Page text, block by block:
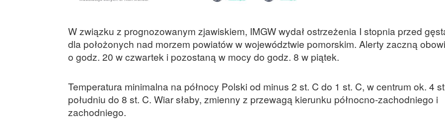
W związku z prognozowanym zjawiskiem, IMGW wydał ostrzeżenia I stopnia przed
dla położonych nad morzem powiatów w województwie pomorskim. Alerty zaczną
o godz. 20 w czwartek i pozostaną w mocy do godz. 8 w piątek.
Temperatura minimalna na północy Polski od minus 2 st. C do 1 st. C, w centrum ok. 4
południu do 8 st. C. Wiar słaby, zmienny z przewagą kierunku północno-zachodniego i
zachodniego.